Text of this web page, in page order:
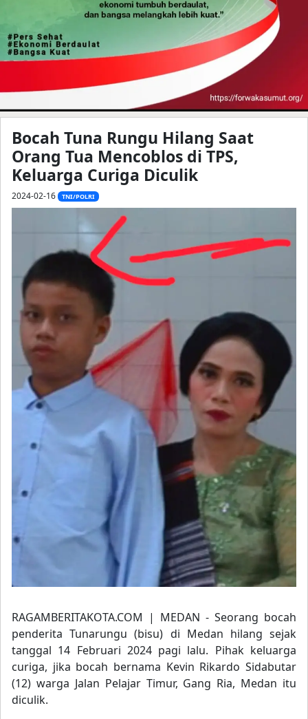
Bocah Tuna Rungu Hilang Saat
Orang Tua Mencoblos di TPS,
Keluarga Curiga Diculik
2024-02-16 TNI/POLRI
RAGAMBERITAKOTA.COM | MEDAN - Seorang bocah
penderita Tunarungu (bisu) di Medan hilang sejak
tanggal 14 Februari 2024 pagi lalu. Pihak keluarga
curiga, jika bocah bernama Kevin Rikardo Sidabutar
(12) warga Jalan Pelajar Timur, Gang Ria, Medan itu
diculik.